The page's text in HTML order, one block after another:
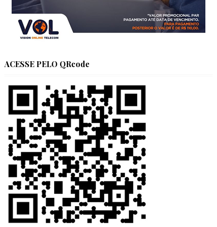
ACESSE PELO QRcode